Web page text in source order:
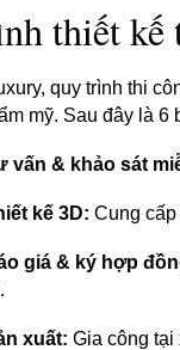
thiết kế
quy trình thi
mỹ. Sau đây là 6
vấn & khảo sát
kế 3D: Cung
giá & ký hợp
xuất: Gia công